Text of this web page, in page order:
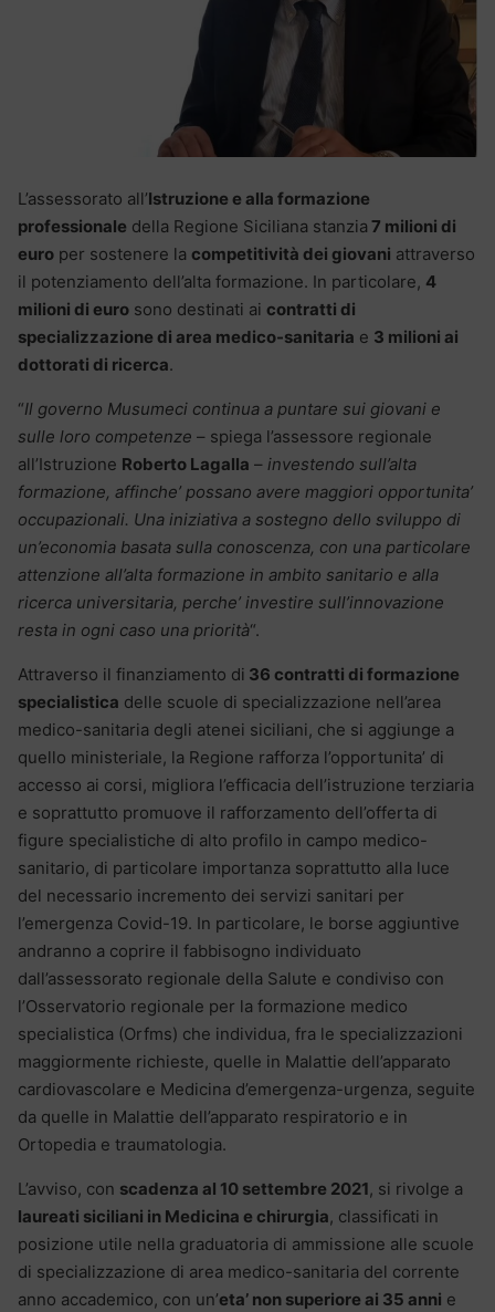
L’assessorato all’Istruzione e alla formazione
professionale della Regione Siciliana stanzia 7 milioni di
euro per sostenere la competitività dei giovani attraverso
il potenziamento dell’alta formazione. In particolare, 4
milioni di euro sono destinati ai contratti di
specializzazione di area medico-sanitaria e 3 milioni ai
dottorati di ricerca.
“Il governo Musumeci continua a puntare sui giovani e
sulle loro competenze – spiega l’assessore regionale
all’Istruzione Roberto Lagalla – investendo sull’alta
formazione, affinche’ possano avere maggiori opportunita’
occupazionali. Una iniziativa a sostegno dello sviluppo di
un’economia basata sulla conoscenza, con una particolare
attenzione all’alta formazione in ambito sanitario e alla
ricerca universitaria, perche’ investire sull’innovazione
resta in ogni caso una priorità“.
Attraverso il finanziamento di 36 contratti di formazione
specialistica delle scuole di specializzazione nell’area
medico-sanitaria degli atenei siciliani, che si aggiunge a
quello ministeriale, la Regione rafforza l’opportunita’ di
accesso ai corsi, migliora l’efficacia dell’istruzione terziaria
e soprattutto promuove il rafforzamento dell’offerta di
figure specialistiche di alto profilo in campo medico-
sanitario, di particolare importanza soprattutto alla luce
del necessario incremento dei servizi sanitari per
l’emergenza Covid-19. In particolare, le borse aggiuntive
andranno a coprire il fabbisogno individuato
dall’assessorato regionale della Salute e condiviso con
l’Osservatorio regionale per la formazione medico
specialistica (Orfms) che individua, fra le specializzazioni
maggiormente richieste, quelle in Malattie dell’apparato
cardiovascolare e Medicina d’emergenza-urgenza, seguite
da quelle in Malattie dell’apparato respiratorio e in
Ortopedia e traumatologia.
L’avviso, con scadenza al 10 settembre 2021, si rivolge a
laureati siciliani in Medicina e chirurgia, classificati in
posizione utile nella graduatoria di ammissione alle scuole
di specializzazione di area medico-sanitaria del corrente
anno accademico, con un’eta’ non superiore ai 35 anni e